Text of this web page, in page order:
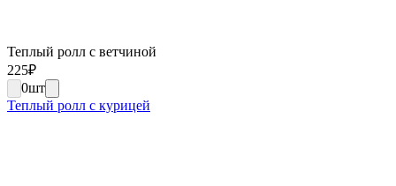
Теплый ролл с ветчиной
225₽
0шт
Теплый ролл с курицей